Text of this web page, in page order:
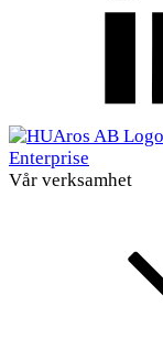
Enterprise
Vår verksamhet